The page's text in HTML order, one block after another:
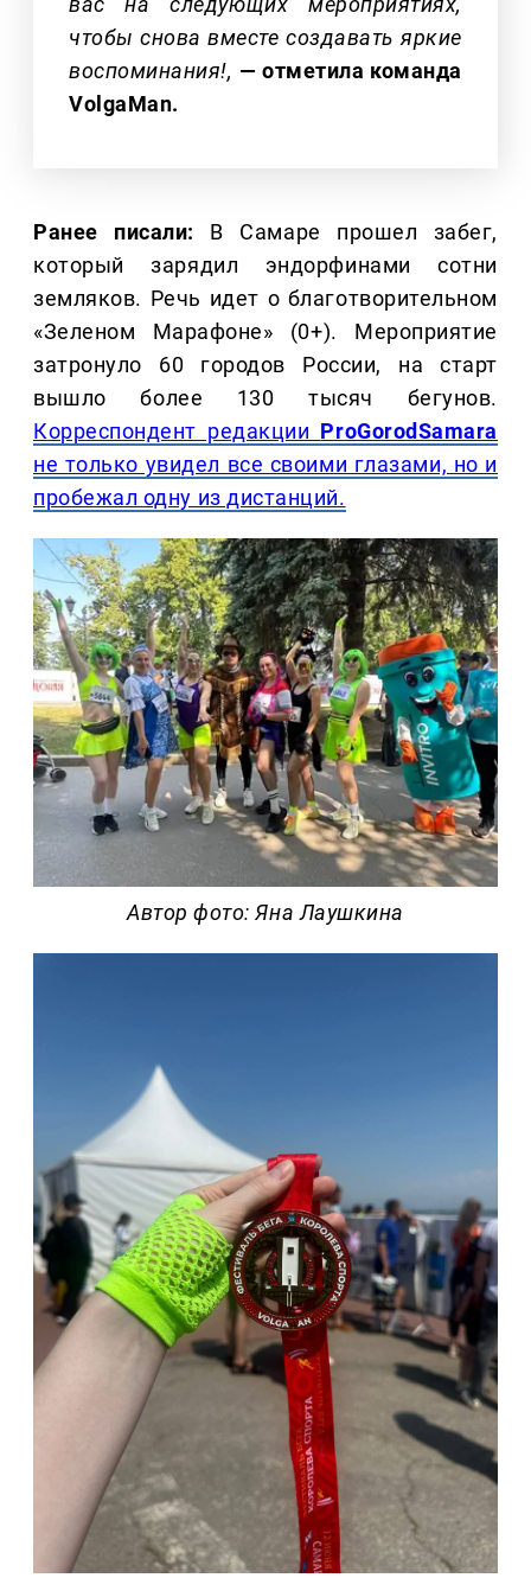
чтобы снова вместе создавать яркие
воспоминания!, — отметила команда
VolgaMan.
Ранее писали: В Самаре прошел забег,
который зарядил эндорфинами сотни
земляков. Речь идет о благотворительном
«Зеленом Марафоне» (0+). Мероприятие
затронуло 60 городов России, на старт
вышло более 130 тысяч бегунов.
Корреспондент редакции ProGorodSamara
не только увидел все своими глазами, но и
пробежал одну из дистанций.
Автор фото: Яна Лаушкина